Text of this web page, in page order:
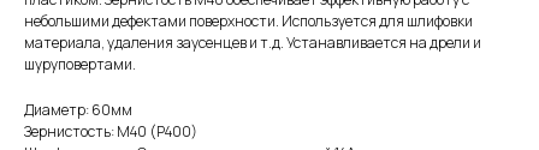
небольшими дефектами поверхности. Используется для шлифовки
материала, удаления заусенцев и т.д. Устанавливается на дрели и
шуруповертами.
Диаметр: 60мм
Зернистость: М40 (Р400)